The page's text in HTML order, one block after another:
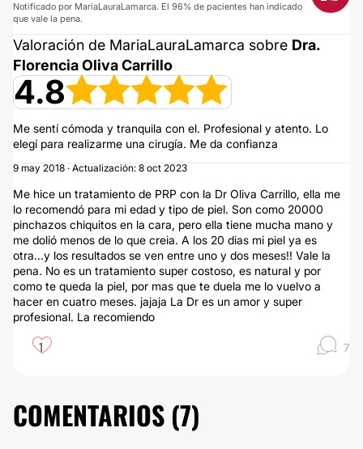
Notificado por MariaLauraLamarca. El 96% de pacientes han indicado
que vale la pena.
Valoración de MariaLauraLamarca sobre Dra.
Florencia Oliva Carrillo
4.8
Me sentí cómoda y tranquila con el. Profesional y atento. Lo
elegí para realizarme una cirugía. Me da confianza
9 may 2018 · Actualización: 8 oct 2023
Me hice un tratamiento de PRP con la Dr Oliva Carrillo, ella me
lo recomendó para mi edad y tipo de piel. Son como 20000
pinchazos chiquitos en la cara, pero ella tiene mucha mano y
me dolió menos de lo que creia. A los 20 dias mi piel ya es
otra...y los resultados se ven entre uno y dos meses!! Vale la
pena. No es un tratamiento super costoso, es natural y por
como te queda la piel, por mas que te duela me lo vuelvo a
hacer en cuatro meses. jajaja La Dr es un amor y super
profesional. La recomiendo
1 7
COMENTARIOS (7)